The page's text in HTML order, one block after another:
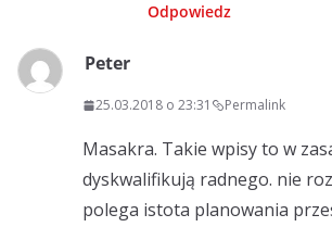
Odpowiedz
Peter
25.03.2018 o 23:31 Permalink
Masakra. Takie wpisy to w
dyskwalifikują radnego. nie
polega istota planowania